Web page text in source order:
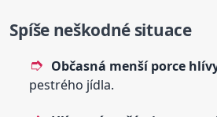
Spíše neškodné situace
Občasná menší porce
pestrého jídla.